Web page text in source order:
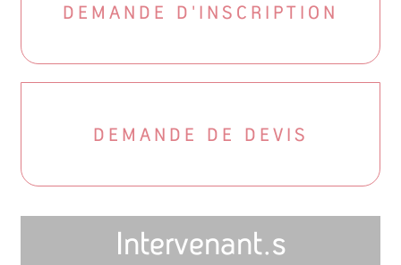
DEMANDE D'INSCRIPTION
DEMANDE DE DEVIS
Intervenant.s